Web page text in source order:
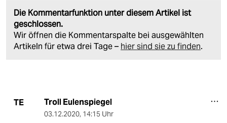
Die Kommentarfunktion unter diesem Artikel ist
geschlossen.
Wir öffnen die Kommentarspalte bei ausgewählten
Artikeln für etwa drei Tage – hier sind sie zu finden.
TE Troll Eulenspiegel
03.12.2020, 14:15 Uhr